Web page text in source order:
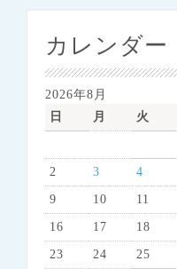
カレンダー
2026年8月
日
月 火
2 3 4
9 10 11
16 17 18
23 24 25